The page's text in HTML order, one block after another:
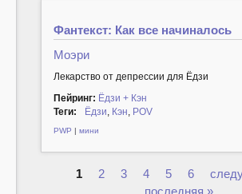
Фантекст: Как все начиналось
Моэри
Лекарство от депрессии для Ёдзи
Пейринг: Ёдзи + Кэн
Теги:
Ёдзи Кэн POV
PWP | мини
1 2 3 4 5 6
последняя »